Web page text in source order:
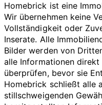
Homebrick ist eine
Wir übernehmen keine
Vollständigkeit oder
Inserate. Alle
Bilder werden von
alle Informationen
überprüfen, bevor sie
Homebrick schließt alle
stillschweigenden